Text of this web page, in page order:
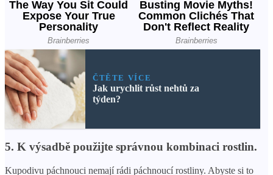
ČTĚTE VÍCE
Jak urychlit růst nehtů za
týden?
5. K výsadbě použijte správnou kombinaci rostlin.
Kupodivu páchnouci nemají rádi páchnoucí rostliny. Abyste si to